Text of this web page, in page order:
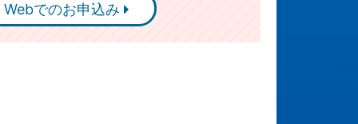
Webでのお申込み